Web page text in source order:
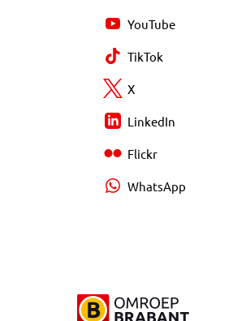
YouTube
TikTok
X
LinkedIn
Flickr
WhatsApp